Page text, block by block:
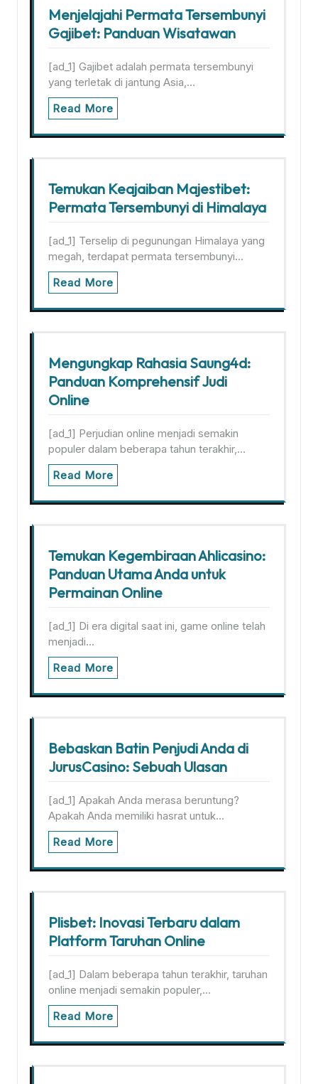
Menjelajahi Permata Tersembunyi
Gajibet: Panduan Wisatawan
[ad_1] Gajibet adalah permata tersembunyi
yang terletak di jantung Asia,…
Read More
Temukan Keajaiban Majestibet:
Permata Tersembunyi di Himalaya
[ad_1] Terselip di pegunungan Himalaya yang
megah, terdapat permata tersembunyi…
Read More
Mengungkap Rahasia Saung4d:
Panduan Komprehensif Judi
Online
[ad_1] Perjudian online menjadi semakin
populer dalam beberapa tahun terakhir,…
Read More
Temukan Kegembiraan Ahlicasino:
Panduan Utama Anda untuk
Permainan Online
[ad_1] Di era digital saat ini, game online telah
menjadi…
Read More
Bebaskan Batin Penjudi Anda di
JurusCasino: Sebuah Ulasan
[ad_1] Apakah Anda merasa beruntung?
Apakah Anda memiliki hasrat untuk…
Read More
Plisbet: Inovasi Terbaru dalam
Platform Taruhan Online
[ad_1] Dalam beberapa tahun terakhir, taruhan
online menjadi semakin populer,…
Read More